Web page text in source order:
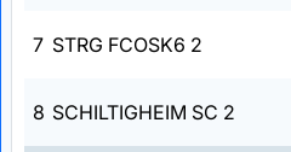
7 STRG FCOSK6 2
8 SCHILTIGHEIM SC 2